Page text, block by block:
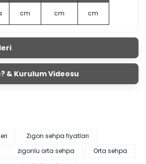
cm cm cm
& Kurulum Videosu
Zigon sehpa fiyatları
zigonlu orta sehpa
Orta sehpa